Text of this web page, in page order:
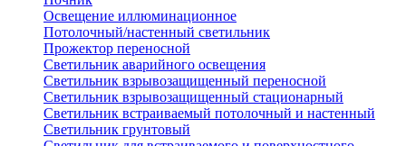
Освещение иллюминационное
Потолочный/настенный светильник
Прожектор переносной
Светильник аварийного освещения
Светильник взрывозащищенный переносной
Светильник взрывозащищенный стационарный
Светильник встраиваемый потолочный и настенный
Светильник грунтовый